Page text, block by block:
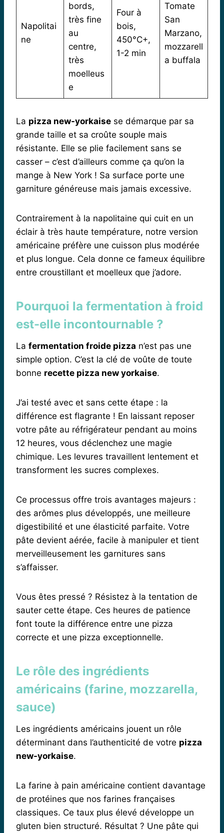
Napolitai
ne
bords,
très fine
au
centre,
très
moelleus
e
Four à
bois,
450°C+,
1-2 min
Tomate
San
Marzano,
mozzarell
a buffala
La pizza new-yorkaise se démarque par sa
grande taille et sa croûte souple mais
résistante. Elle se plie facilement sans se
casser – c’est d’ailleurs comme ça qu’on la
mange à New York ! Sa surface porte une
garniture généreuse mais jamais excessive.
Contrairement à la napolitaine qui cuit en un
éclair à très haute température, notre version
américaine préfère une cuisson plus modérée
et plus longue. Cela donne ce fameux équilibre
entre croustillant et moelleux que j’adore.
Pourquoi la fermentation à froid
est-elle incontournable ?
La fermentation froide pizza n’est pas une
simple option. C’est la clé de voûte de toute
bonne recette pizza new yorkaise.
J’ai testé avec et sans cette étape : la
différence est flagrante ! En laissant reposer
votre pâte au réfrigérateur pendant au moins
12 heures, vous déclenchez une magie
chimique. Les levures travaillent lentement et
transforment les sucres complexes.
Ce processus offre trois avantages majeurs :
des arômes plus développés, une meilleure
digestibilité et une élasticité parfaite. Votre
pâte devient aérée, facile à manipuler et tient
merveilleusement les garnitures sans
s’affaisser.
Vous êtes pressé ? Résistez à la tentation de
sauter cette étape. Ces heures de patience
font toute la différence entre une pizza
correcte et une pizza exceptionnelle.
Le rôle des ingrédients
américains (farine, mozzarella,
sauce)
Les ingrédients américains jouent un rôle
déterminant dans l’authenticité de votre pizza
new-yorkaise.
La farine à pain américaine contient davantage
de protéines que nos farines françaises
classiques. Ce taux plus élevé développe un
gluten bien structuré. Résultat ? Une pâte qui